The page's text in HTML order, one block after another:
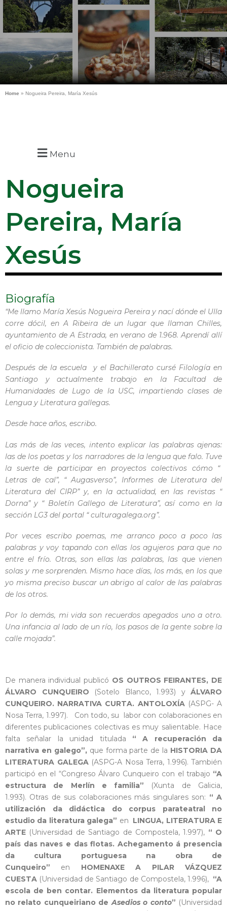
Home » Nogueira Pereira, María Xesús
Menu
Nogueira
Pereira, María
Xesús
Biografía
“Me llamo María Xesús Nogueira Pereira y nací dónde el Ulla
corre dócil, en A Ribeira de un lugar que llaman Chilles,
ayuntamiento de A Estrada, en verano de 1.968. Aprendí allí
el oficio de coleccionista. También de palabras.
Después de la escuela y el Bachillerato cursé Filología en
Santiago y actualmente trabajo en la Facultad de
Humanidades de Lugo de la USC, impartiendo clases de
Lengua y Literatura gallegas.
Desde hace años, escribo.
Las más de las veces, intento explicar las palabras ajenas:
las de los poetas y los narradores de la lengua que falo. Tuve
la suerte de participar en proyectos colectivos cómo “
Letras de cal”, “ Augasverso”, Informes de Literatura del
Literatura del CIRP” y, en la actualidad, en las revistas “
Dorna” y “ Boletín Gallego de Literatura”, así como en la
sección LG3 del portal “ culturagalega.org”.
Por veces escribo poemas, me arranco poco a poco las
palabras y voy tapando con ellas los agujeros para que no
entre el frío. Otras, son ellas las palabras, las que vienen
solas y me sorprenden. Mismo hace días, los más, en los que
yo misma preciso buscar un abrigo al calor de las palabras
de los otros.
Por lo demás, mi vida son recuerdos apegados uno a otro.
Una infancia al lado de un río, los pasos de la gente sobre la
calle mojada”.
De manera individual publicó OS OUTROS FEIRANTES, DE
ÁLVARO CUNQUEIRO (Sotelo Blanco, 1.993) y ÁLVARO
CUNQUEIRO. NARRATIVA CURTA. ANTOLOXÍA(ASPG- A
Nosa Terra, 1.997). Con todo, su labor con colaboraciones en
diferentes publicaciones colectivas es muy salientable. Hace
falta señalar la unidad titulada “ A recuperación da
narrativa en galego”,que forma parte de la HISTORIA DA
LITERATURA GALEGA (ASPG-A Nosa Terra, 1.996). También
participó en el “Congreso Álvaro Cunqueiro con el trabajo “A
estructura de Merlín e familia” (Xunta de Galicia,
1.993). Otras de sus colaboraciones más singulares son: “ A
utilización da didáctica do corpus parateatral no
estudio da literatura galega” en LINGUA, LITERATURA E
ARTE (Universidad de Santiago de Compostela, 1.997), “ O
país das naves e das flotas. Achegamento á presencia
da cultura portuguesa na obra de
Cunqueiro” en HOMENAXE A PILAR VÁZQUEZ
CUESTA (Universidad de Santiago de Compostela, 1.996), “A
escola de ben contar. Elementos da literatura popular
no relato cunqueiriano deAsedios o conto” (Universidad